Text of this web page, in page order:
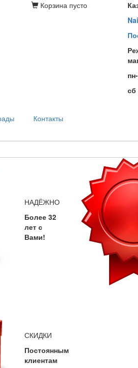
Корзина пусто
сб
Контакты
НАДЁЖНО
Более 32
лет с
Вами!
СКИДКИ
Постоянным
клиентам